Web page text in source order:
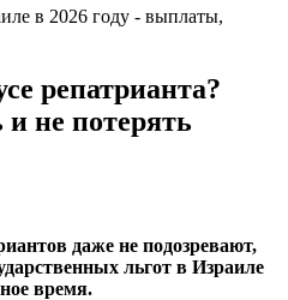
репатрианта?
не потерять
даже не подозревают,
льгот в Израиле
время.